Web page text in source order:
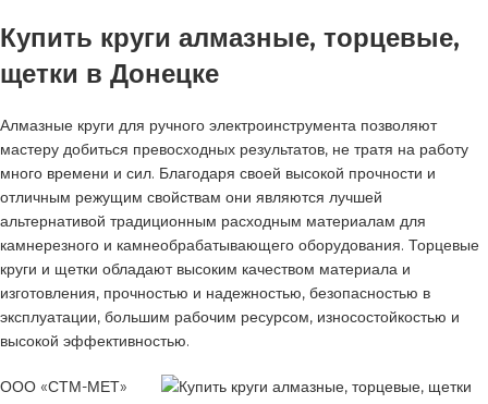
Купить круги алмазные, торцевые,
щетки в Донецке
Алмазные круги для ручного электроинструмента позволяют
мастеру добиться превосходных результатов, не тратя на работу
много времени и сил. Благодаря своей высокой прочности и
отличным режущим свойствам они являются лучшей
альтернативой традиционным расходным материалам для
камнерезного и камнеобрабатывающего оборудования. Торцевые
круги и щетки обладают высоким качеством материала и
изготовления, прочностью и надежностью, безопасностью в
эксплуатации, большим рабочим ресурсом, износостойкостью и
высокой эффективностью.
ООО «СТМ-МЕТ»